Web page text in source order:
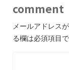
comment
メールアドレス
る欄は必須項目